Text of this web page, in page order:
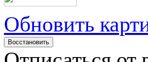
Обновить